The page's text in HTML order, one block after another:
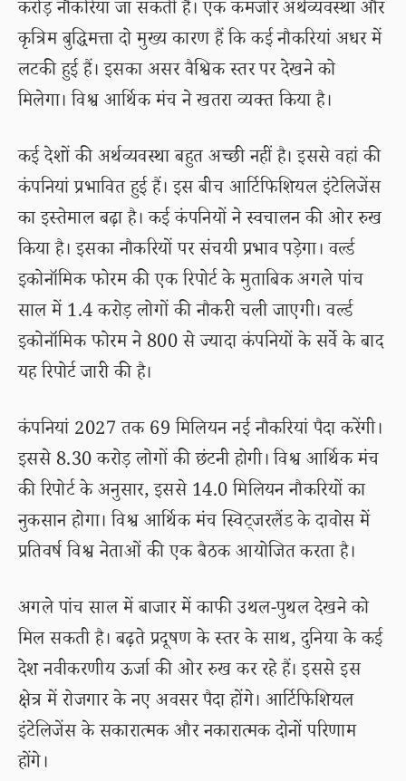
करोड़ नौकरियां जा सकती हैं। एक कमजोर अर्थव्यवस्था और
कृत्रिम बुद्धिमत्ता दो मुख्य कारण हैं कि कई नौकरियां अधर में
लटकी हुई हैं। इसका असर वैश्विक स्तर पर देखने को
मिलेगा। विश्व आर्थिक मंच ने खतरा व्यक्त किया है।
कई देशों की अर्थव्यवस्था बहुत अच्छी नहीं है। इससे वहां की
कंपनियां प्रभावित हुई हैं। इस बीच आर्टिफिशियल इंटेलिजेंस
का इस्तेमाल बढ़ा है। कई कंपनियों ने स्वचालन की ओर रुख
किया है। इसका नौकरियों पर संचयी प्रभाव पड़ेगा। वर्ल्ड
इकोनॉमिक फोरम की एक रिपोर्ट के मुताबिक अगले पांच
साल में 1.4 करोड़ लोगों की नौकरी चली जाएगी। वर्ल्ड
इकोनॉमिक फोरम ने 800 से ज्यादा कंपनियों के सर्वे के बाद
यह रिपोर्ट जारी की है।
कंपनियां 2027 तक 69 मिलियन नई नौकरियां पैदा करेंगी।
इससे 8.30 करोड़ लोगों की छंटनी होगी। विश्व आर्थिक मंच
की रिपोर्ट के अनुसार, इससे 14.0 मिलियन नौकरियों का
नुकसान होगा। विश्व आर्थिक मंच स्विट्जरलैंड के दावोस में
प्रतिवर्ष विश्व नेताओं की एक बैठक आयोजित करता है।
अगले पांच साल में बाजार में काफी उथल-पुथल देखने को
मिल सकती है। बढ़ते प्रदूषण के स्तर के साथ, दुनिया के कई
देश नवीकरणीय ऊर्जा की ओर रुख कर रहे हैं। इससे इस
क्षेत्र में रोजगार के नए अवसर पैदा होंगे। आर्टिफिशियल
इंटेलिजेंस के सकारात्मक और नकारात्मक दोनों परिणाम
होंगे।